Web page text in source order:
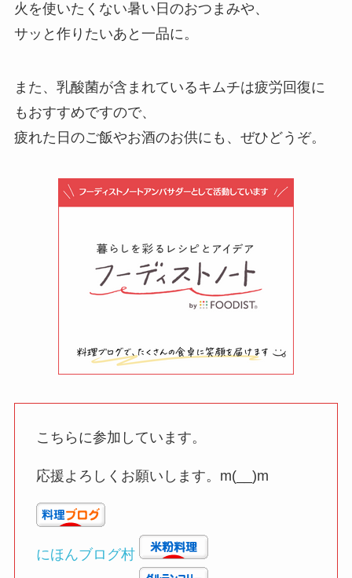
火を使いたくない暑い日のおつまみや、
サッと作りたいあと一品に。
また、乳酸菌が含まれているキムチは疲労回復に
もおすすめですので、
疲れた日のご飯やお酒のお供にも、ぜひどうぞ。
こちらに参加しています。
応援よろしくお願いします。m(__)m
にほんブログ村